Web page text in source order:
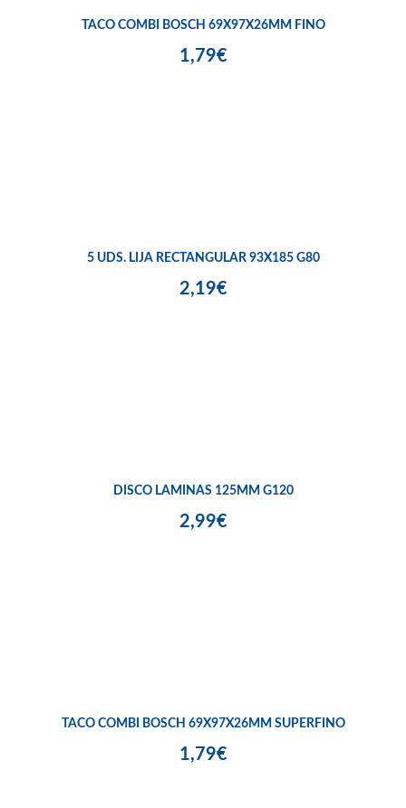
TACO COMBI BOSCH 69X97X26MM FINO
1,79€
5 UDS. LIJA RECTANGULAR 93X185 G80
2,19€
DISCO LAMINAS 125MM G120
2,99€
TACO COMBI BOSCH 69X97X26MM SUPERFINO
1,79€